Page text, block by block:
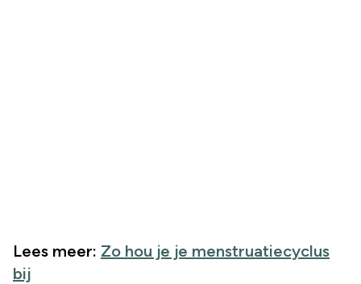
Lees meer: Zo hou je je menstruatiecyclus
bij